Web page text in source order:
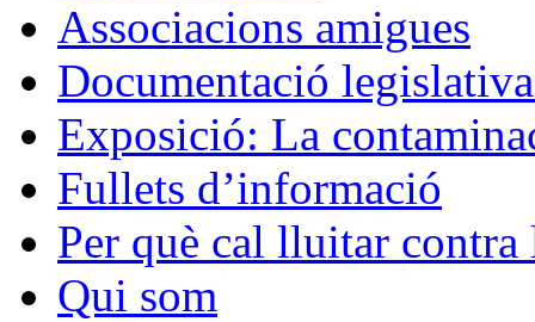
Associacions amigues
Documentació
Exposició: La
Fullets d’informació
Per què cal lluitar
Qui som